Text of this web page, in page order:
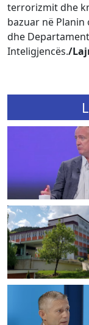
terrorizmit dhe
bazuar në Planin
dhe
Inteligjencës./